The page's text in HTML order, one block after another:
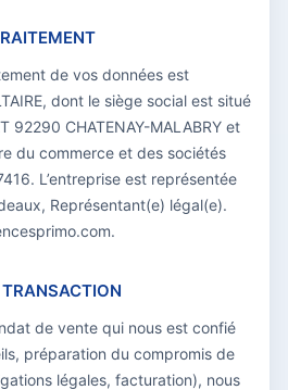
de vos données est
dont le siège social est situé
92290 CHATENAY-MALABRY et
du commerce et des sociétés
L’entreprise est représentée
Représentant(e) légal(e).
TRANSACTION
de vente qui nous est confié
préparation du compromis de
légales, facturation), nous